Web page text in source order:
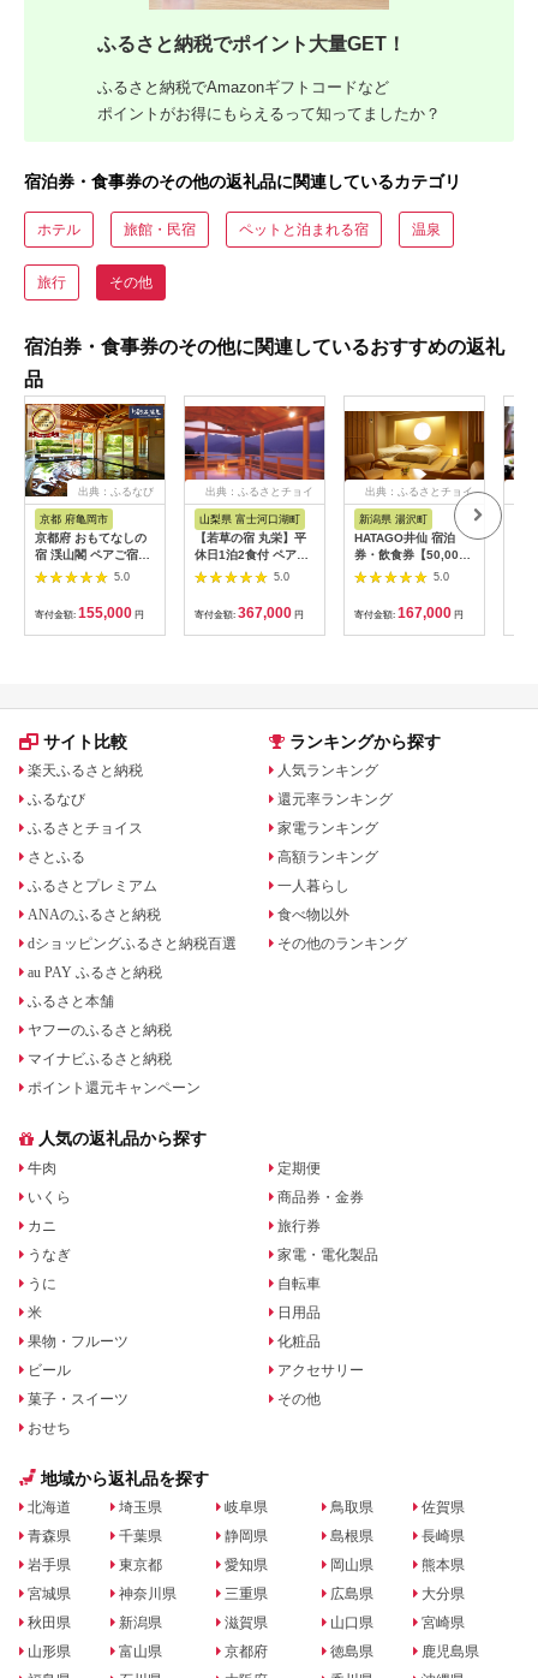
ふるさと納税でポイント大量GET！
ふるさと納税でAmazonギフトコードなど
ポイントがお得にもらえるって知ってましたか？
宿泊券・食事券のその他の返礼品に関連しているカテゴリ
ホテル 旅館・民宿 ペットと泊まれる宿 温泉
旅行 その他
宿泊券・食事券のその他に関連しているおすすめの返礼
品
出典：ふるなび
京都 府亀岡市
京都府 おもてなしの
宿 渓山閣 ペアご宿泊
券 1泊2食付
5.0
寄付金額: 155,000 円
出典：ふるさとチョイ
ス
山梨県 富士河口湖町
【若草の宿 丸栄】平
休日1泊2食付 ペア宿
泊券《特別階【野の花
亭】露天風呂付和室》
5.0
寄付金額: 367,000 円
出典：ふるさとチョイ
新潟県 湯沢町
HATAGO井仙 宿泊
券・飲食券【50,000
円分】越後湯沢駅降り
てすぐの温泉宿 【レ
ジャー】
5.0
寄付金額: 167,000 円
サイト比較
楽天ふるさと納税
ふるなび
ふるさとチョイス
さとふる
ふるさとプレミアム
ANAのふるさと納税
dショッピングふるさと納税百選
au PAY ふるさと納税
ふるさと本舗
ヤフーのふるさと納税
マイナビふるさと納税
ポイント還元キャンペーン
ランキングから探す
人気ランキング
還元率ランキング
家電ランキング
高額ランキング
一人暮らし
食べ物以外
その他のランキング
人気の返礼品から探す
牛肉
いくら
カニ
うなぎ
うに
米
果物・フルーツ
ビール
菓子・スイーツ
おせち
定期便
商品券・金券
旅行券
家電・電化製品
自転車
日用品
化粧品
アクセサリー
その他
地域から返礼品を探す
北海道
青森県
岩手県
宮城県
秋田県
山形県
埼玉県
千葉県
東京都
神奈川県
新潟県
富山県
岐阜県
静岡県
愛知県
三重県
滋賀県
京都府
鳥取県
島根県
岡山県
広島県
山口県
徳島県
佐賀県
長崎県
熊本県
大分県
宮崎県
鹿児島県